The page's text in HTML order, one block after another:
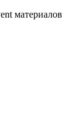
материалов